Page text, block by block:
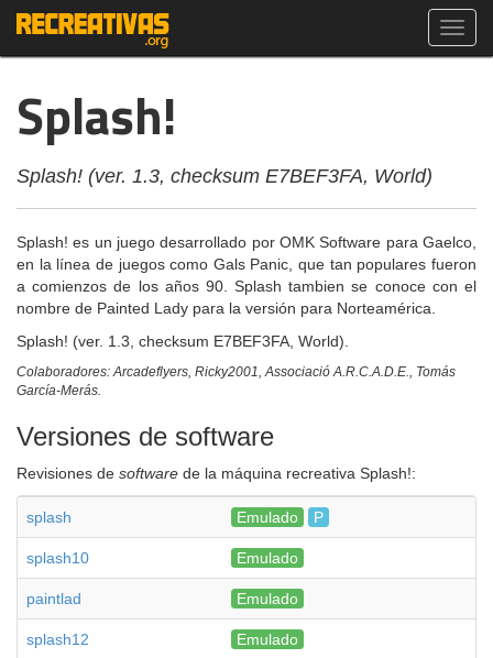
Splash!
Splash! (ver. 1.3, checksum E7BEF3FA, World)
Splash! es un juego desarrollado por OMK Software para Gaelco,
en la línea de juegos como Gals Panic, que tan populares fueron
a comienzos de los años 90. Splash tambien se conoce con el
nombre de Painted Lady para la versión para Norteamérica.
Splash! (ver. 1.3, checksum E7BEF3FA, World).
Colaboradores: Arcadeflyers, Ricky2001, Associació A.R.C.A.D.E., Tomás
García-Merás.
Versiones de software
Revisiones de software de la máquina recreativa Splash!:
splash Emulado P
splash10 Emulado
paintlad Emulado
splash12 Emulado